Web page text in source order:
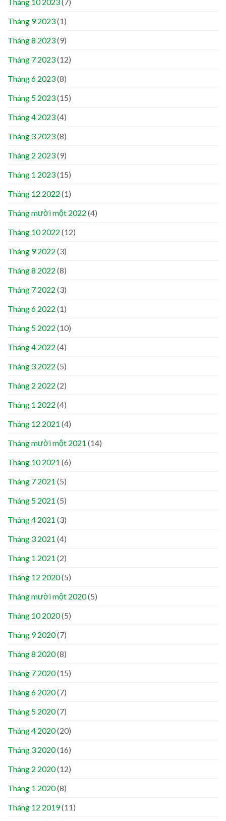
Tháng 9 2023(1)
Tháng 8 2023(9)
Tháng 7 2023(12)
Tháng 6 2023(8)
Tháng 5 2023(15)
Tháng 4 2023(4)
Tháng 3 2023(8)
Tháng 2 2023(9)
Tháng 1 2023(15)
Tháng 12 2022 (1)
Tháng mười một 2022 (4)
Tháng 10 2022 (12)
Tháng 9 2022 (3)
Tháng 8 2022 (8)
Tháng 7 2022 (3)
Tháng 6 2022 (1)
Tháng 5 2022 (10)
Tháng 4 2022 (4)
Tháng 3 2022 (5)
Tháng 2 2022 (2)
Tháng 1 2022 (4)
Tháng 12 2021 (4)
Tháng mười một 2021 (14)
Tháng 10 2021 (6)
Tháng 7 2021 (5)
Tháng 5 2021 (5)
Tháng 4 2021 (3)
Tháng 3 2021 (4)
Tháng 1 2021 (2)
Tháng 12 2020(5)
Tháng mười một 2020(5)
Tháng 10 2020(5)
Tháng 9 2020(7)
Tháng 8 2020(8)
Tháng 7 2020(15)
Tháng 6 2020(7)
Tháng 5 2020(7)
Tháng 4 2020(20)
Tháng 3 2020(16)
Tháng 2 2020(12)
Tháng 1 2020(8)
Tháng 12 2019(11)